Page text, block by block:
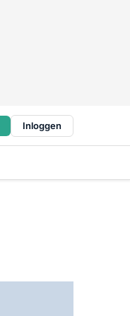
Inloggen